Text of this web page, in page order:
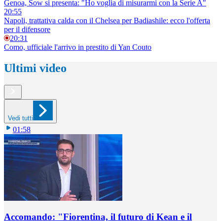
Genoa, Sow si presenta: "Ho voglia di misurarmi con la Serie A"
20:55
Napoli, trattativa calda con il Chelsea per Badiashile: ecco l'offerta
per il difensore
20:31
Como, ufficiale l'arrivo in prestito di Yan Couto
Ultimi video
Vedi tutti
01:58
Accomando: "Fiorentina, il futuro di Kean e il